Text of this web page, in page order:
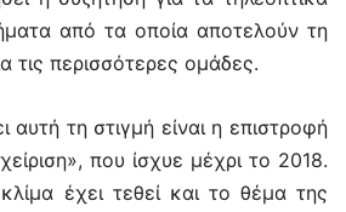
από τα οποία αποτελούν τη
τις περισσότερες ομάδες.
τη στιγμή είναι η επιστροφή
που ίσχυε μέχρι το 2018.
έχει τεθεί και το θέμα της